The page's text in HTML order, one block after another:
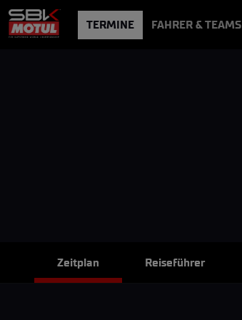
TERMINE FAHRER & TEAMS
Zeitplan Reiseführer